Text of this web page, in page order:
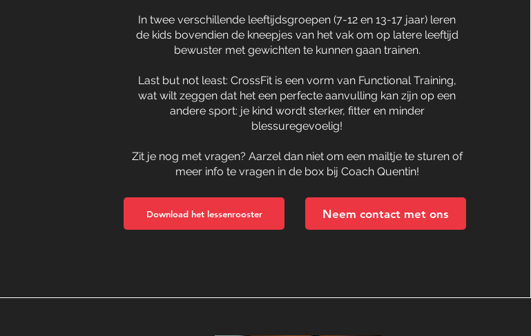
In twee verschillende leeftijdsgroepen (7-12 en 13-17 jaar) leren
de kids bovendien de kneepjes van het vak om op latere leeftijd
bewuster met gewichten te kunnen gaan trainen.
Last but not least: CrossFit is een vorm van Functional Training,
wat wilt zeggen dat het een perfecte aanvulling kan zijn op een
andere sport: je kind wordt sterker, fitter en minder
blessuregevoelig!
Zit je nog met vragen? Aarzel dan niet om een mailtje te sturen of
meer info te vragen in de box bij Coach Quentin!
Download het lessenrooster Neem contact met ons